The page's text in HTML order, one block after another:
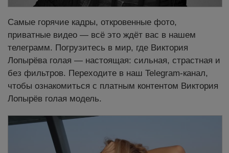
Самые горячие кадры, откровенные фото,
приватные видео — всё это ждёт вас в нашем
телеграмм. Погрузитесь в мир, где Виктория
Лопырёва голая — настоящая: сильная, страстная и
без фильтров. Переходите в наш Telegram-канал,
чтобы ознакомиться с платным контентом Виктория
Лопырёв голая модель.